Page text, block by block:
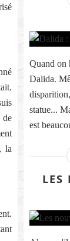
, la
Quand on
Dalida.
statue...
est
LES